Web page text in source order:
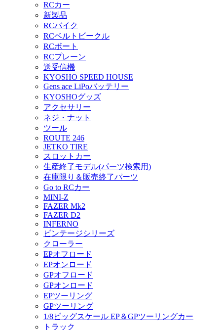
RCカー
新製品
RCバイク
RCベルトビークル
RCボート
RCプレーン
送受信機
KYOSHO SPEED HOUSE
Gens ace LiPoバッテリー
KYOSHOグッズ
アクセサリー
ネジ・ナット
ツール
ROUTE 246
JETKO TIRE
スロットカー
生産終了モデル(パーツ検索用)
在庫限り＆販売終了パーツ
Go to RCカー
MINI-Z
FAZER Mk2
FAZER D2
INFERNO
ビンテージシリーズ
クローラー
EPオフロード
EPオンロード
GPオフロード
GPオンロード
EPツーリング
GPツーリング
1/8ビッグスケール EP＆GPツーリングカー
トラック